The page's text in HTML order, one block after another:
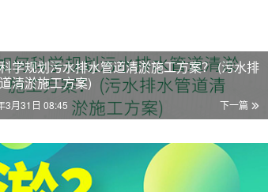
学规划污水排水管道清淤施工方案？ (污水排
清淤施工方案)
下一篇
3月31日 08:45